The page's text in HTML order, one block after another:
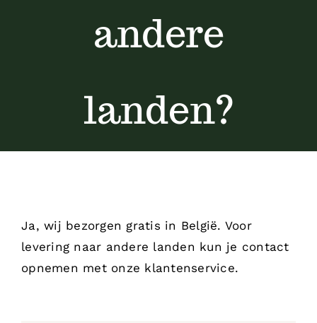
andere
landen?
Ja, wij bezorgen gratis in België. Voor
levering naar andere landen kun je contact
opnemen met onze klantenservice.